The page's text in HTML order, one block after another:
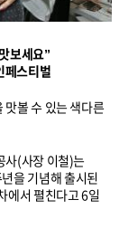
보세요”
페스티벌
맛볼 수 있는 색다른
사(사장 이철)는
을 기념해 출시된
에서 펼친다고 6일